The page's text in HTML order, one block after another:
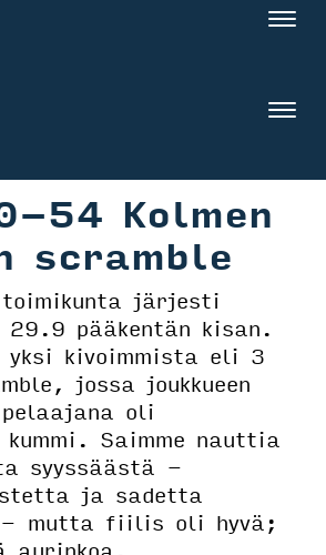
54 Kolmen
scramble
järjesti
29.9 pääkentän kisan.
yksi kivoimmista eli 3
jossa joukkueen
oli
kummi. Saimme nauttia
syyssäästä -
ja sadetta
- mutta fiilis oli hyvä;